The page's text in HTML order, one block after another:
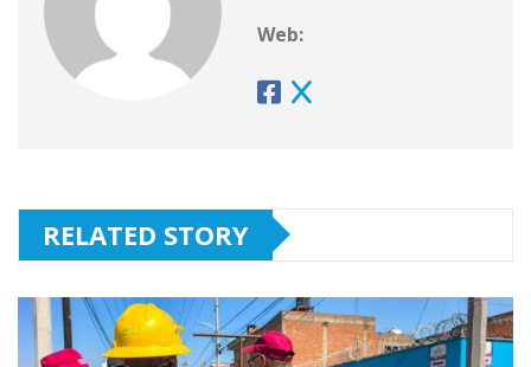
Web:
RELATED STORY